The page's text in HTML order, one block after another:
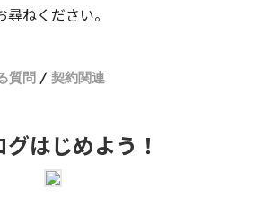
ねください。
質問 契約関連
はじめよう！